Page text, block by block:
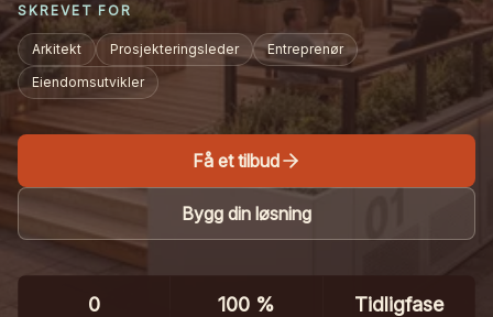
SKREVET FOR
Arkitekt Prosjekteringsleder
Entreprenør
Eiendomsutvikler
Få et tilbud
Bygg din løsning
0 100 % Tidligfase